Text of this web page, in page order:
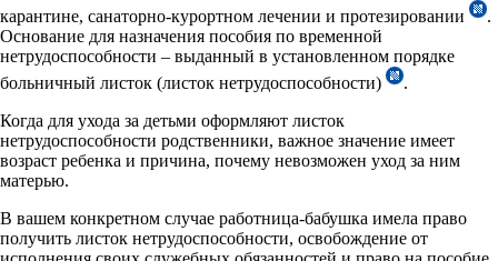
карантине, санаторно-курортном лечении и протезировании
.
Основание для назначения пособия по временной
нетрудоспособности – выданный в установленном порядке
больничный листок (листок нетрудоспособности)
.
Когда для ухода за детьми оформляют листок
нетрудоспособности родственники, важное значение имеет
возраст ребенка и причина, почему невозможен уход за ним
матерью.
В вашем конкретном случае работница-бабушка имела право
получить листок нетрудоспособности, освобождение от